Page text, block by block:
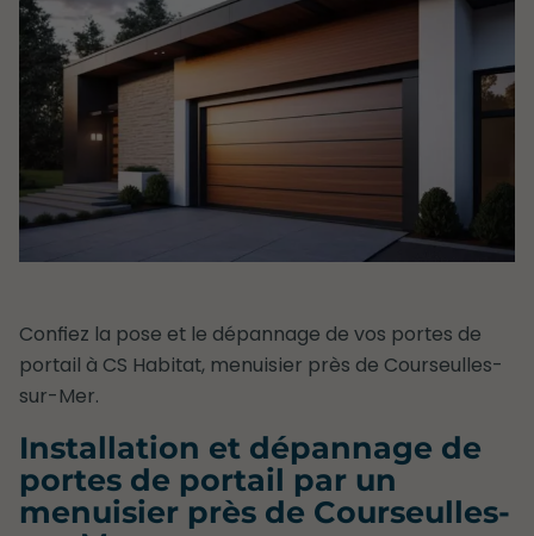
Confiez la pose et le dépannage de vos portes de
portail à CS Habitat, menuisier près de Courseulles-
sur-Mer.
Installation et dépannage de
portes de portail par un
menuisier près de Courseulles-